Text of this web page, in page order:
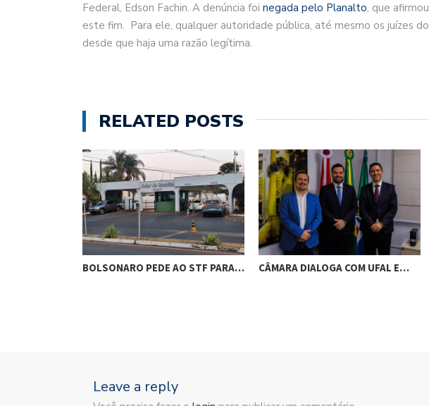
Federal, Edson Fachin. A denúncia foi negada pelo Planalto, que
este fim. Para ele, qualquer autoridade pública, até mesmo os juízes
desde que haja uma razão legítima.
RELATED POSTS
BOLSONARO PEDE AO STF PARA… CÂMARA DIALOGA COM UFAL E…
Leave a reply